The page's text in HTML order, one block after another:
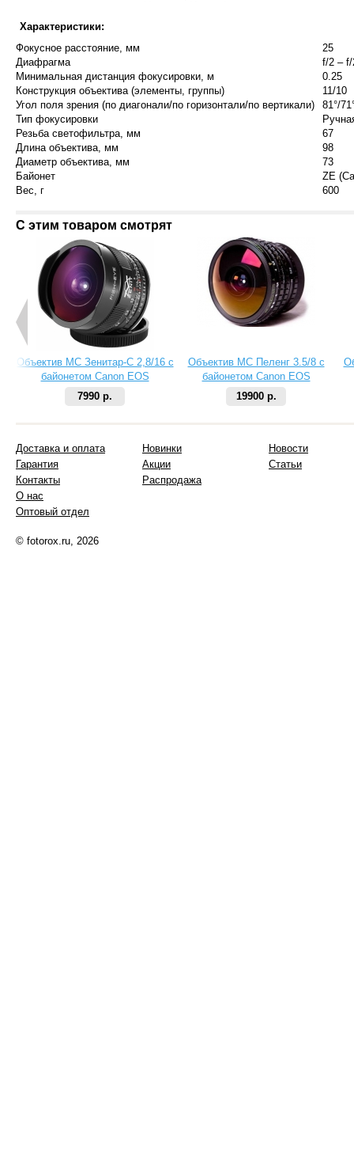
Характеристики:
Фокусное расстояние, мм
25
Диафрагма
f/2 – f/
Минимальная дистанция фокусировки, м
0.25
Конструкция объектива (элементы, группы)
11/10
Угол поля зрения (по диагонали/по горизонтали/по вертикали)
81°/
Тип фокусировки
Резьба светофильтра, мм
67
Длина объектива, мм
98
Диаметр объектива, мм
73
Байонет
ZE
Вес, г
600
С этим товаром смотрят
Объектив МС Зенитар-C 2,8/16 с
байонетом Canon EOS
7990 р.
Объектив МС Пеленг 3.5/8 с
байонетом Canon EOS
19900 р.
Доставка и оплата
Гарантия
Контакты
О нас
Оптовый отдел
Новинки
Акции
Распродажа
Новости
Статьи
© fotorox.ru, 2026